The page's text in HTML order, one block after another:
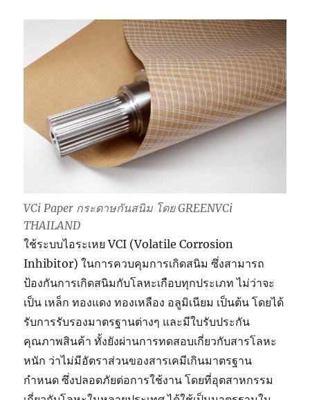
VCi Paper กระดาษกันสนิม โดย GREENVCi
THAILAND
ใช้ระบบไอระเหย VCI (Volatile Corrosion
Inhibitor) ในการควบคุมการเกิดสนิม ซึ่งสามารถ
ป้องกันการเกิดสนิมกับโลหะเกือบทุกประเภท ไม่ว่าจะ
เป็น เหล็ก ทองแดง ทองเหลือง อลูมิเนียม เป็นต้น โดยได้
รับการรับรองมาตรฐานต่างๆ และมีใบรับประกัน
คุณภาพสินค้า ทั้งยังผ่านการทดสอบเกี่ยวกับสารโลหะ
หนัก ว่าไม่มีอัตราส่วนของสารเคมีเกินมาตรฐาน
กำหนด ซึ่งปลอดภัยต่อการใช้งาน โดยที่อุตสาหกรรม